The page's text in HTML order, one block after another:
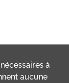
à
aucune